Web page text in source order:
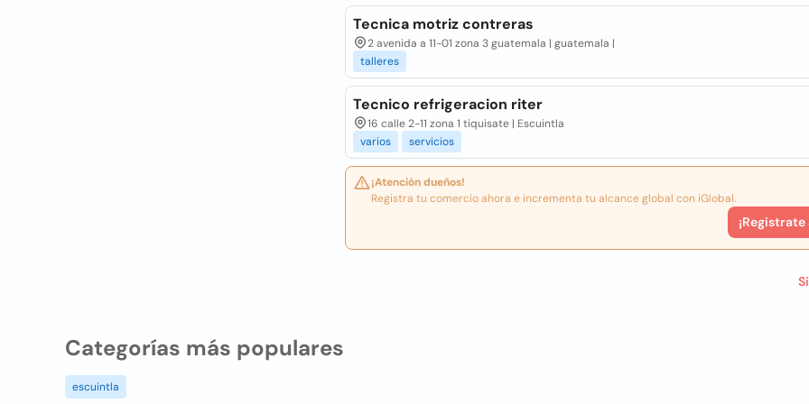
Tecnica motriz contreras
2 avenida a 11-01 zona 3 guatemala | guatemala |
talleres
Tecnico refrigeracion riter
16 calle 2-11 zona 1 tiquisate | Escuintla
varios
servicios
¡Atención dueños!
Registra tu comercio ahora e incrementa tu alcance global con iGlobal.
¡Registrate
Categorías más populares
escuintla